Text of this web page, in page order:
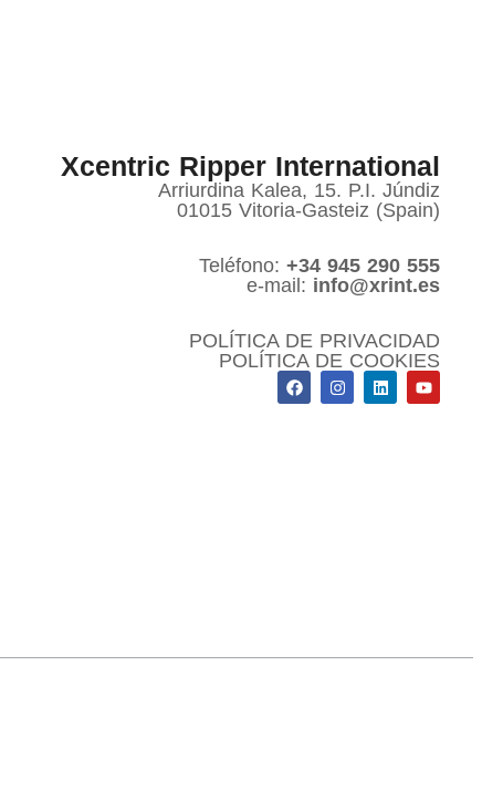
Xcentric Ripper International
Arriurdina Kalea, 15. P.I. Júndiz
01015 Vitoria-Gasteiz (Spain)
Teléfono: +34 945 290 555
e-mail: info@xrint.es
POLÍTICA DE PRIVACIDAD
POLÍTICA DE COOKIES